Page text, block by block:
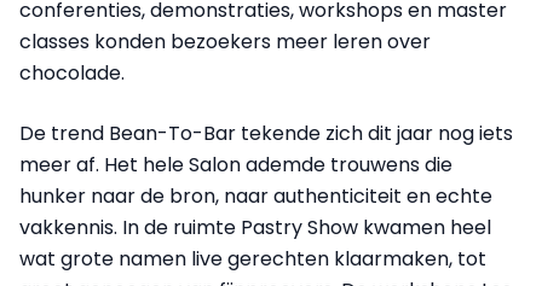
conferenties, demonstraties, workshops en master
classes konden bezoekers meer leren over
chocolade.
De trend Bean-To-Bar tekende zich dit jaar nog iets
meer af. Het hele Salon ademde trouwens die
hunker naar de bron, naar authenticiteit en echte
vakkennis. In de ruimte Pastry Show kwamen heel
wat grote namen live gerechten klaarmaken, tot